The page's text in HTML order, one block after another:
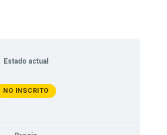
Estado actual
NO INSCRITO